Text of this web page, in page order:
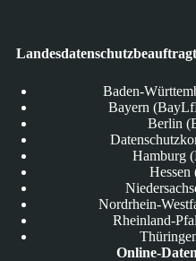
Baden-
Bayern
Berlin
Hamburg
Nordrhein-
Rheinland-
Online-